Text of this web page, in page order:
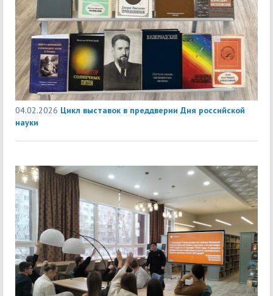
04.02.2026 Цикл выставок в преддверии Дня российской
науки